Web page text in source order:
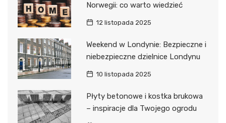
Norwegii: co warto wiedzieć
12 listopada 2025
Weekend w Londynie: Bezpieczne i
niebezpieczne dzielnice Londynu
10 listopada 2025
Płyty betonowe i kostka brukowa
– inspiracje dla Twojego ogrodu